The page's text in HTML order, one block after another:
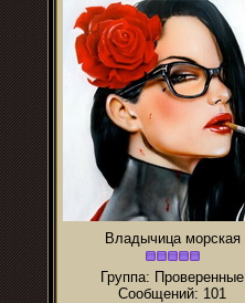
Владычица морская
Группа: Проверенные
Сообщений: 101